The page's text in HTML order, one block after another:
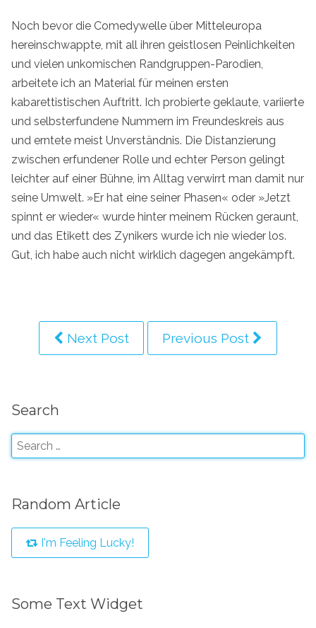
Noch bevor die Comedywelle über Mitteleuropa
hereinschwappte, mit all ihren geistlosen Peinlichkeiten
und vielen unkomischen Randgruppen-Parodien,
arbeitete ich an Material für meinen ersten
kabarettistischen Auftritt. Ich probierte geklaute, variierte
und selbsterfundene Nummern im Freundeskreis aus
und erntete meist Unverständnis. Die Distanzierung
zwischen erfundener Rolle und echter Person gelingt
leichter auf einer Bühne, im Alltag verwirrt man damit nur
seine Umwelt. »Er hat eine seiner Phasen« oder »Jetzt
spinnt er wieder« wurde hinter meinem Rücken geraunt,
und das Etikett des Zynikers wurde ich nie wieder los.
Gut, ich habe auch nicht wirklich dagegen angekämpft.
Next Post Previous Post
Search
Random Article
I'm Feeling Lucky!
Some Text Widget